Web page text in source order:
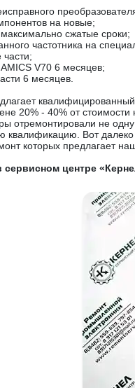
на новые;
сжатые сроки;
частотника на
V70 6 месяцев;
6 месяцев.
20% - 40% от
отремонтировали не
квалификацию. Вот
которых предлагает
сервисном центре